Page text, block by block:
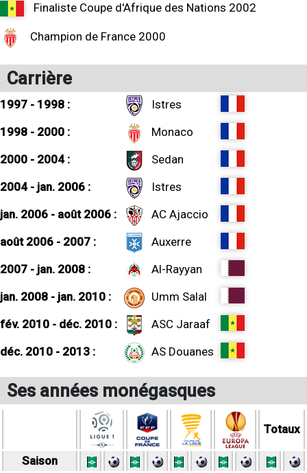
Finaliste Coupe d'Afrique des Nations 2002
Champion de France 2000
Carrière
1997 - 1998 :
Istres
1998 - 2000 :
Monaco
2000 - 2004 :
Sedan
2004 - jan. 2006 :
Istres
jan. 2006 - août 2006 :
AC Ajaccio
août 2006 - 2007 :
Auxerre
2007 - jan. 2008 :
Al-Rayyan
jan. 2008 - jan. 2010 :
Umm Salal
fév. 2010 - déc. 2010 :
ASC Jaraaf
déc. 2010 - 2013 :
AS Douanes
Ses années monégasques
Totaux
Saison